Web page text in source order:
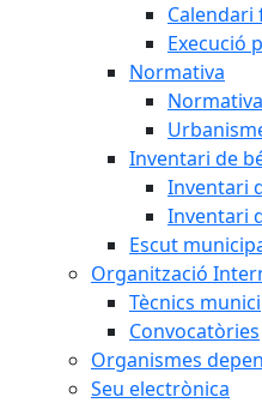
Calendari
Execució
Normativa
Inventari de
Inventari
Inventari
Escut
Organització
Tècnics
Convocatòries
Organismes
Seu electrònica